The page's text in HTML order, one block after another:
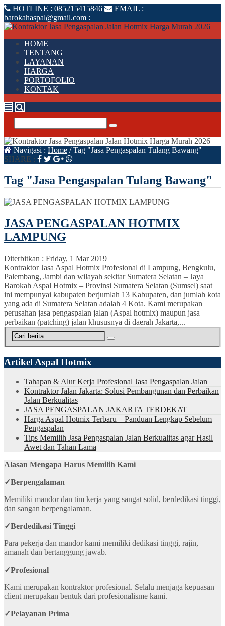
HOTLINE : 085215415846
EMAIL :
barokahaspal@gmail.com :
HOME
TENTANG
LAYANAN
HARGA
PORTOFOLIO
KONTAK
Navigasi : Home /Tag "Jasa Pengaspalan Tulang Bawang"
SHARE :
Tag "Jasa Pengaspalan Tulang Bawang"
JASA PENGASPALAN HOTMIX
LAMPUNG
Diterbitkan : Friday, 1 Mar 2019
Kontraktor Jasa Aspal Hotmix Profesional di Lampung, Bengkulu,
Palembang, Jambi dan wilayah sekitar Sumatera Selatan – Jaya
Barokah Aspal Hotmix – Provinsi Sumatera Selatan (Sumsel) saat
ini mempunyai kabupaten berjumlah 13 Kabupaten, dan jumlah kota
yang ada di Sumatera Selatan adalah 4 Kota. Kami merupakan
perusahan jasa pengaspalan jalan (Aspal hotmix) maupun jasa
perbaikan (patching) jalan khususnya di daerah Jakarta,...
Artikel Aspal Hotmix
Tahapan & Alur Kerja Profesional Jasa Pengaspalan Jalan
Kontraktor Jalan Jakarta: Solusi Pembangunan dan Perbaikan
Jalan Berkualitas
JASA PENGASPALAN JAKARTA TERDEKAT
Harga Aspal Hotmix Terbaru – Panduan Lengkap Sebelum
Pengaspalan
Tips Memilih Jasa Pengaspalan Jalan Berkualitas agar Hasil
Awet dan Tahan Lama
Alasan Mengapa Harus Memilih Kami
✓Berpengalaman
Memiliki mandor dan tim kerja yang sangat solid, berdedikasi tinggi,
dan sangan berpengalaman.
✓Berdedikasi Tinggi
Para pekerja dan mandor kami memiliki dedikasi tinggi, rajin,
amanah dan bertanggung jawab.
✓Profesional
Kami merupakan kontraktor profesional. Selalu menjaga kepuasan
client merupakan bentuk dari profesionalisme kami.
✓Pelayanan Prima